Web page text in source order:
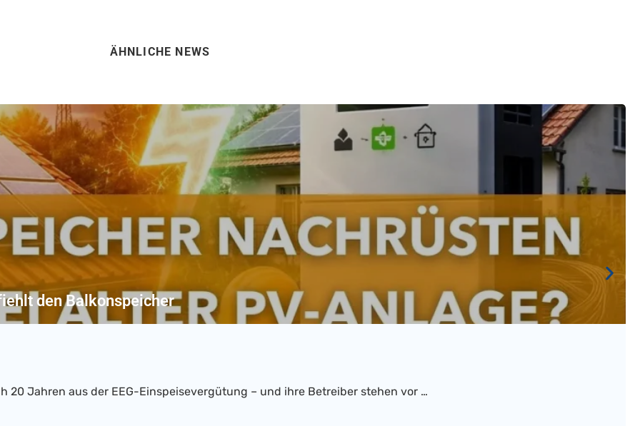
ÄHNLICHE NEWS
den Balkonspeicher
20 Jahren aus der EEG-Einspeisevergütung – und ihre Betreiber stehen vor …